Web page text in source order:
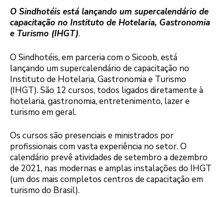
O Sindhotéis está lançando um supercalendário de
capacitação no Instituto de Hotelaria, Gastronomia
e Turismo (IHGT).
O Sindhotéis, em parceria com o Sicoob, está
lançando um supercalendário de capacitação no
Instituto de Hotelaria, Gastronomia e Turismo
(IHGT). São 12 cursos, todos ligados diretamente à
hotelaria, gastronomia, entretenimento, lazer e
turismo em geral.
Os cursos são presenciais e ministrados por
profissionais com vasta experiência no setor. O
calendário prevê atividades de setembro a dezembro
de 2021, nas modernas e amplas instalações do IHGT
(um dos mais completos centros de capacitação em
turismo do Brasil).